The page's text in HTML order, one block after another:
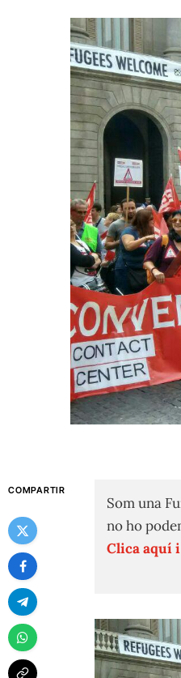
COMPARTIR
Som una
no ho
Clica aquí